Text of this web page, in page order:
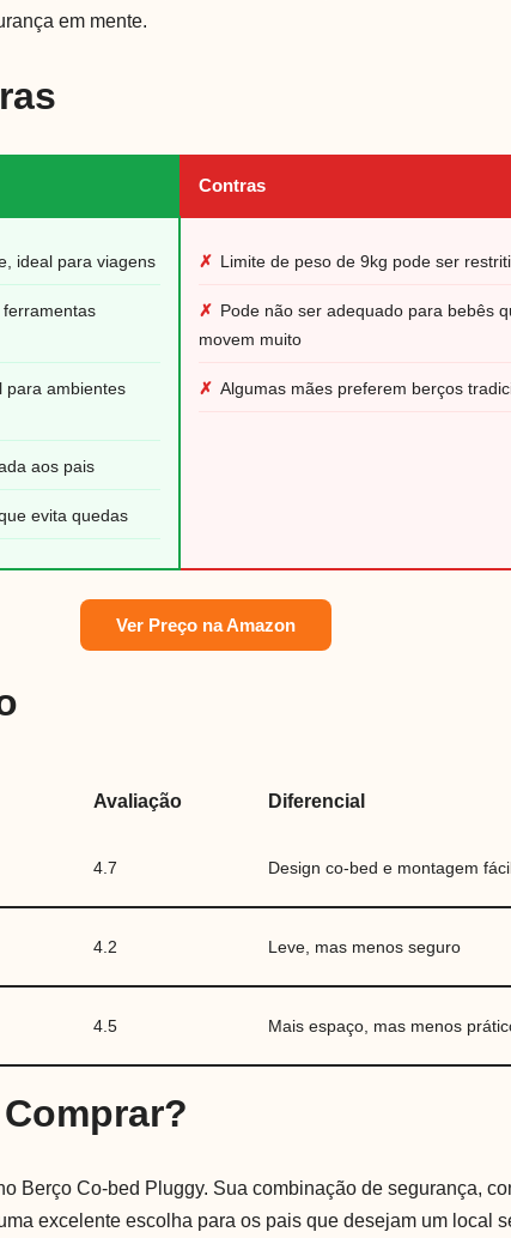
em mente.
Contras
ideal para viagens
para ambientes
aos pais
evita quedas
✗ Limite de peso de 9kg pode ser
✗ Pode não ser adequado para bebês
movem muito
✗ Algumas mães preferem berços
Ver Preço na Amazon
Avaliação Diferencial
4.7 Design co-bed e montagem
4.2 Leve, mas menos seguro
4.5 Mais espaço, mas menos
Berço Co-bed Pluggy. Sua combinação de segurança,
excelente escolha para os pais que desejam um local